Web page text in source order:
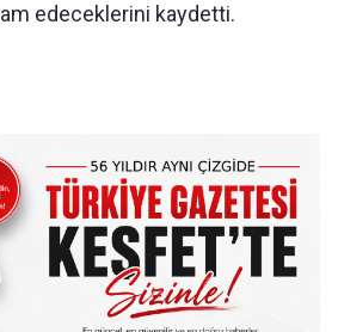
edeceklerini kaydetti.